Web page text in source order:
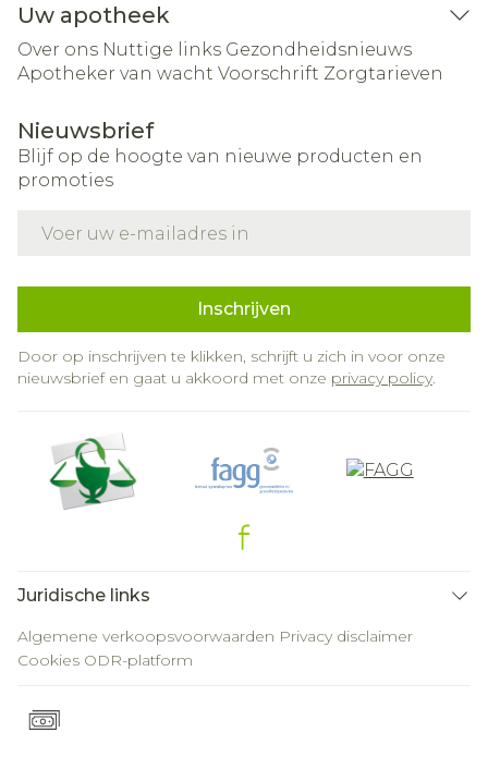
Uw apotheek
Over ons Nuttige links Gezondheidsnieuws
Apotheker van wacht Voorschrift Zorgtarieven
Nieuwsbrief
Blijf op de hoogte van nieuwe producten en
promoties
Inschrijven
Door op inschrijven te klikken, schrijft u zich in voor onze
nieuwsbrief en gaat u akkoord met onze privacy policy.
Juridische links
Algemene verkoopsvoorwaarden Privacy disclaimer
Cookies ODR-platform